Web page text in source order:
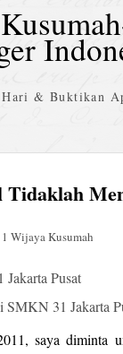
& Buktikan
Tidaklah
Wijaya Kusumah
SMKN 31 Jakarta
saya diminta